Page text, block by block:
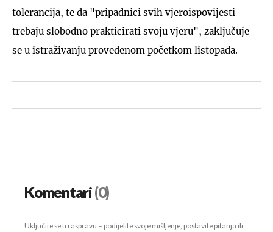
tolerancija, te da "pripadnici svih vjeroispovijesti
trebaju slobodno prakticirati svoju vjeru", zaključuje
se u istraživanju provedenom početkom listopada.
Komentari(0)
Uključite se u raspravu – podijelite svoje mišljenje, postavite pitanja ili